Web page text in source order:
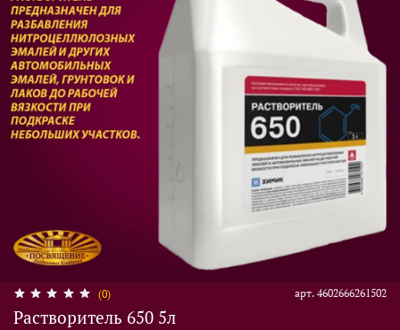
(0) арт. 4602666261502
Растворитель 650 5л